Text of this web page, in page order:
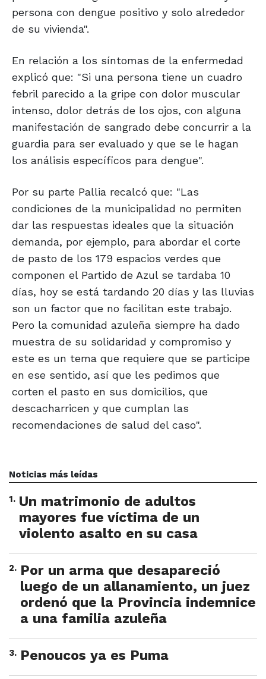
persona con dengue positivo y solo alrededor
de su vivienda".
En relación a los síntomas de la enfermedad
explicó que: "Si una persona tiene un cuadro
febril parecido a la gripe con dolor muscular
intenso, dolor detrás de los ojos, con alguna
manifestación de sangrado debe concurrir a la
guardia para ser evaluado y que se le hagan
los análisis específicos para dengue".
Por su parte Pallia recalcó que: "Las
condiciones de la municipalidad no permiten
dar las respuestas ideales que la situación
demanda, por ejemplo, para abordar el corte
de pasto de los 179 espacios verdes que
componen el Partido de Azul se tardaba 10
días, hoy se está tardando 20 días y las lluvias
son un factor que no facilitan este trabajo.
Pero la comunidad azuleña siempre ha dado
muestra de su solidaridad y compromiso y
este es un tema que requiere que se participe
en ese sentido, así que les pedimos que
corten el pasto en sus domicilios, que
descacharricen y que cumplan las
recomendaciones de salud del caso".
Noticias más leídas
1. Un matrimonio de adultos
mayores fue víctima de un
violento asalto en su casa
2. Por un arma que desapareció
luego de un allanamiento, un juez
ordenó que la Provincia indemnice
a una familia azuleña
3. Penoucos ya es Puma